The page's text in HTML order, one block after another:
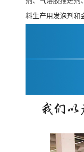
料生产用发泡剂和